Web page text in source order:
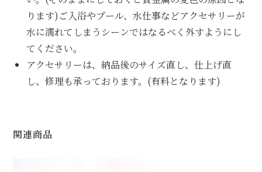
ります)ご入浴やプール、水仕事などアクセサリーが
水に濡れてしまうシーンではなるべく外すようにし
てください。
アクセサリーは、納品後のサイズ直し、仕上げ直
し、修理も承っております。(有料となります)
関連商品